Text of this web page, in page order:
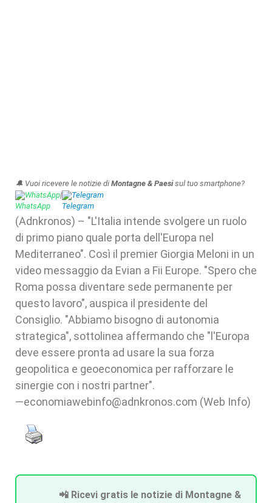
🔔 Vuoi ricevere le notizie di Montagne & Paesisul tuo smartphone?
WhatsApp| Telegram
(Adnkronos) – "L'Italia intende svolgere un ruolo
di primo piano quale porta dell'Europa nel
Mediterraneo". Così il premier Giorgia Meloni in un
video messaggio da Evian a Fii Europe. "Spero che
Roma possa diventare sede permanente per
questo lavoro", auspica il presidente del
Consiglio. "Abbiamo bisogno di autonomia
strategica", sottolinea affermando che "l'Europa
deve essere pronta ad usare la sua forza
geopolitica e geoeconomica per rafforzare le
sinergie con i nostri partner".
—economiawebinfo@adnkronos.com (Web Info)
📲 Ricevi gratis le notizie di Montagne &